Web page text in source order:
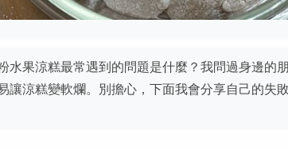
水果涼糕最常遇到的問題是什麼？我問過身邊的
讓涼糕變軟爛。別擔心，下面我會分享自己的失